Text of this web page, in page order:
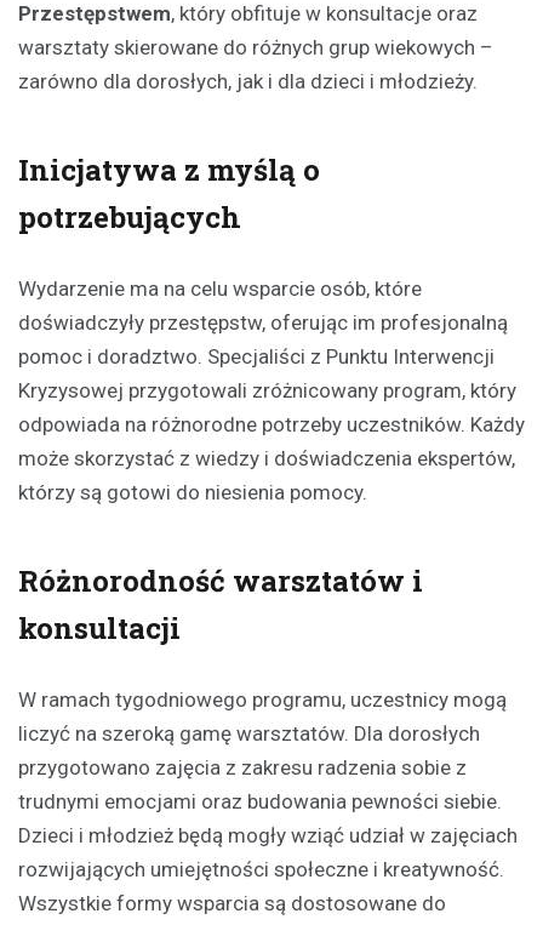
Przestępstwem, który obfituje w konsultacje oraz
warsztaty skierowane do różnych grup wiekowych –
zarówno dla dorosłych, jak i dla dzieci i młodzieży.
Inicjatywa z myślą o
potrzebujących
Wydarzenie ma na celu wsparcie osób, które
doświadczyły przestępstw, oferując im profesjonalną
pomoc i doradztwo. Specjaliści z Punktu Interwencji
Kryzysowej przygotowali zróżnicowany program, który
odpowiada na różnorodne potrzeby uczestników. Każdy
może skorzystać z wiedzy i doświadczenia ekspertów,
którzy są gotowi do niesienia pomocy.
Różnorodność warsztatów i
konsultacji
W ramach tygodniowego programu, uczestnicy mogą
liczyć na szeroką gamę warsztatów. Dla dorosłych
przygotowano zajęcia z zakresu radzenia sobie z
trudnymi emocjami oraz budowania pewności siebie.
Dzieci i młodzież będą mogły wziąć udział w zajęciach
rozwijających umiejętności społeczne i kreatywność.
Wszystkie formy wsparcia są dostosowane do